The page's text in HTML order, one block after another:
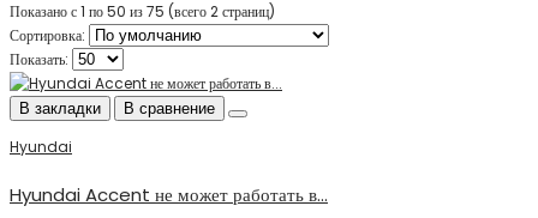
Показано с 1 по 50 из 75 (всего 2 страниц)
Сортировка:
Показать:
В закладки В сравнение
Hyundai
Hyundai Accent не может работать в...